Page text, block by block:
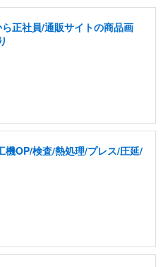
正社員/通販サイトの商品画
機OP/検査/熱処理/プレス/圧延/